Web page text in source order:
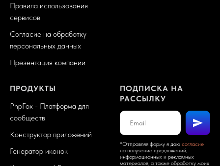
Правила использования
сервисов
Согласие на обработку
персональных данных
Презентация компании
ПРОДУКТЫ
PhpFox - Платформа для
сообществ
Конструктор приложений
Генератор иконок
ПОДПИСКА НА
РАССЫЛКУ
*Отправляя форму я даю согласие
на получение предложений,
информационных и рекламных
материалов, а также обработку моих